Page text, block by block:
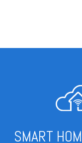
SMART